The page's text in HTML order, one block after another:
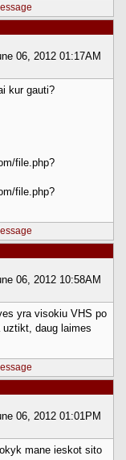
06, 2012 01:17AM
kur gauti?
file.php?
file.php?
06, 2012 10:58AM
yra visokiu VHS po
daug laimes
06, 2012 01:01PM
mane ieskot sito